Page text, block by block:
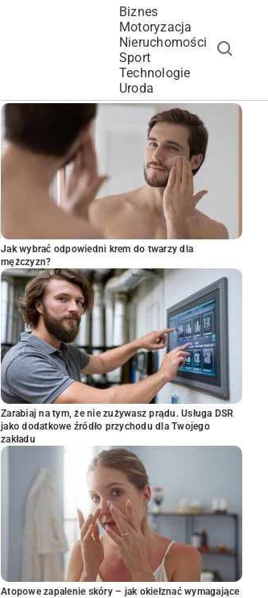
Biznes
Motoryzacja
Nieruchomości
Sport
Technologie
Uroda
POPULARNE ARTYKUŁY
Jak wybrać odpowiedni krem do twarzy dla
mężczyzn?
Zarabiaj na tym, że nie zużywasz prądu. Usługa DSR
jako dodatkowe źródło przychodu dla Twojego
zakładu
Atopowe zapalenie skóry – jak okiełznać wymagające